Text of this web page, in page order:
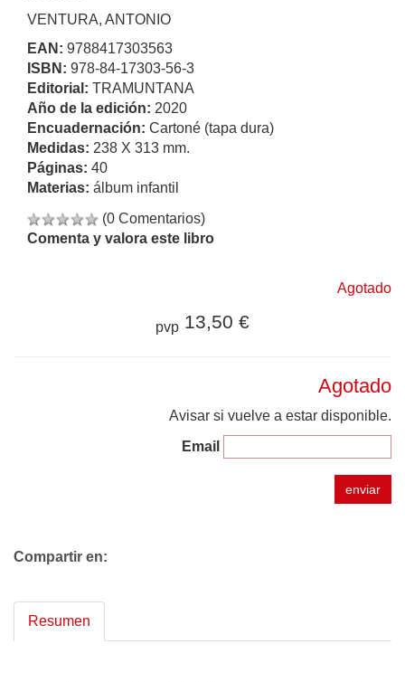
VENTURA, ANTONIO
EAN: 9788417303563
ISBN: 978-84-17303-56-3
Editorial: TRAMUNTANA
Año de la edición: 2020
Encuadernación: Cartoné (tapa dura)
Medidas: 238 X 313 mm.
Páginas: 40
Materias: álbum infantil
(0 Comentarios)
Comenta y valora este libro
Agotado
pvp 13,50 €
Agotado
Avisar si vuelve a estar disponible.
Email
enviar
Compartir en:
Resumen